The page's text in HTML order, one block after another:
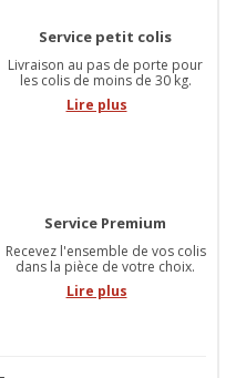
Service petit colis
Livraison au pas de porte pour
les colis de moins de 30 kg.
Lire plus
Service Premium
Recevez l'ensemble de vos colis
dans la pièce de votre choix.
Lire plus